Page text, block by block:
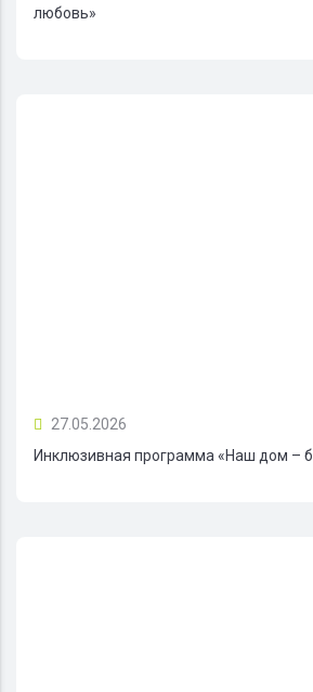
любовь»
27.05.2026
Инклюзивная программа «Наш дом –